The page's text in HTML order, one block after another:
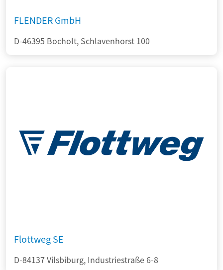
FLENDER GmbH
D-46395 Bocholt, Schlavenhorst 100
Flottweg SE
D-84137 Vilsbiburg, Industriestraße 6-8